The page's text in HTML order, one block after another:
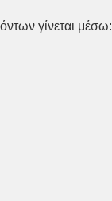
γίνεται μέσω: